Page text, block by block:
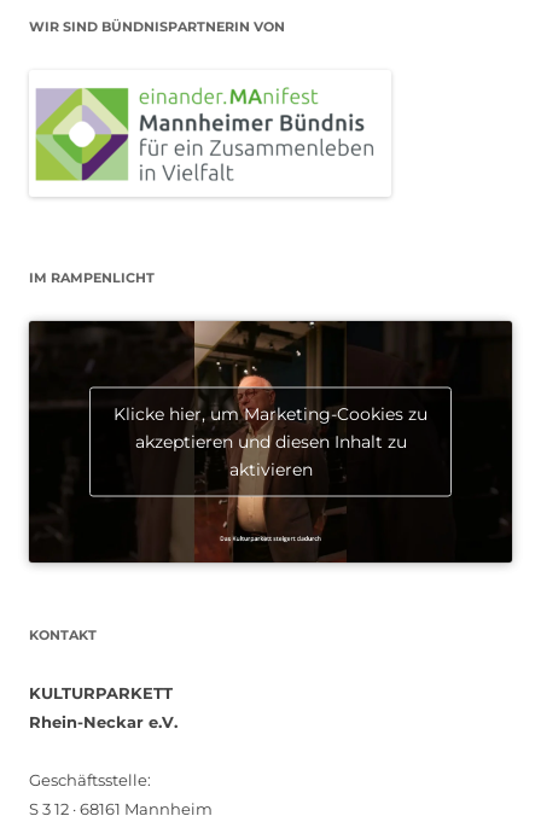
WIR SIND BÜNDNISPARTNERIN VON
IM RAMPENLICHT
Klicke hier, um Marketing-Cookies zu
akzeptieren und diesen Inhalt zu
aktivieren
KONTAKT
KULTURPARKETT
Rhein-Neckar e.V.
Geschäftsstelle:
S 3 12 · 68161 Mannheim